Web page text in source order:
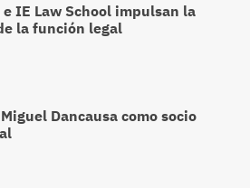
e IE Law School impulsan la
la función legal
Dancausa como socio